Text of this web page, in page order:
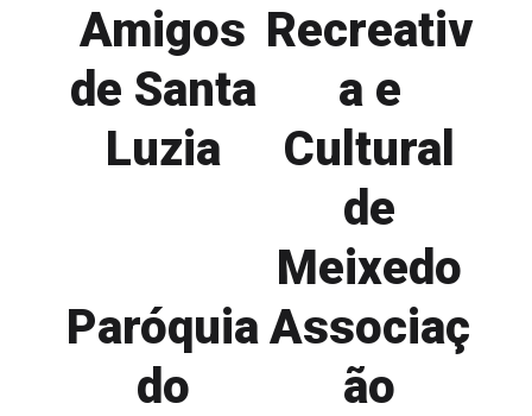
Amigos
de Santa
Luzia
Recreativ
a e
Cultural
de
Meixedo
Paróquia
do
Associaç
ão